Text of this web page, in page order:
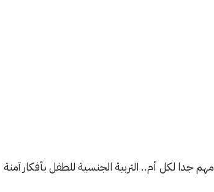
مهم جدا لكل أم.. التربية الجنسية للطفل بأفكار آمنة